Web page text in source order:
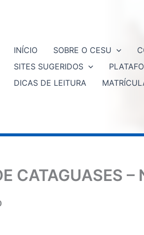
INÍCIO SOBRE O CESU
SITES SUGERIDOS
DICAS DE LEITURA
CATAGUASES –